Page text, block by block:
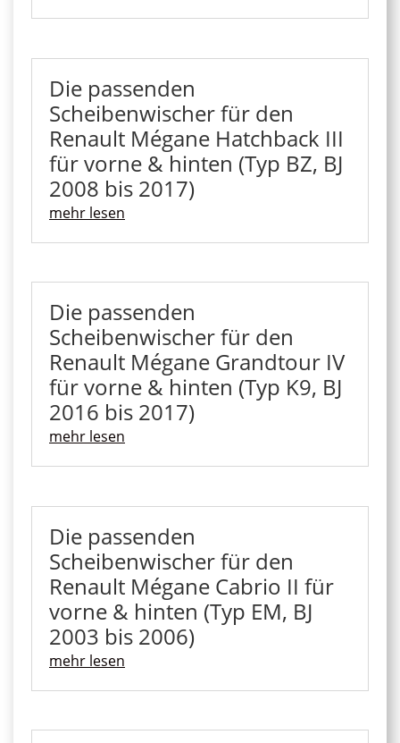
Die passenden
Scheibenwischer für den
Renault Mégane Hatchback III
für vorne & hinten (Typ BZ, BJ
2008 bis 2017)
mehr lesen
Die passenden
Scheibenwischer für den
Renault Mégane Grandtour IV
für vorne & hinten (Typ K9, BJ
2016 bis 2017)
mehr lesen
Die passenden
Scheibenwischer für den
Renault Mégane Cabrio II für
vorne & hinten (Typ EM, BJ
2003 bis 2006)
mehr lesen